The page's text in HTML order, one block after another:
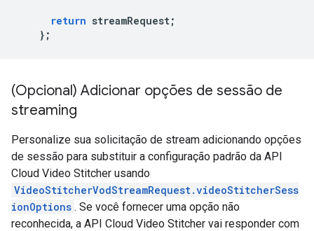
return streamRequest;
};
(Opcional) Adicionar opções de sessão de
streaming
Personalize sua solicitação de stream adicionando opções
de sessão para substituir a configuração padrão da API
Cloud Video Stitcher usando
VideoStitcherVodStreamRequest.videoStitcherSess
ionOptions . Se você fornecer uma opção não
reconhecida, a API Cloud Video Stitcher vai responder com